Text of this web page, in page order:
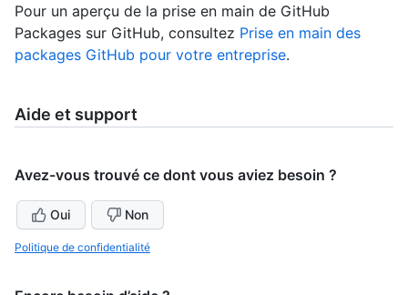
Pour un aperçu de la prise en main de GitHub
Packages sur GitHub, consultez Prise en main des
packages GitHub pour votre entreprise.
Aide et support
Avez-vous trouvé ce dont vous aviez besoin ?
Oui Non
Politique de confidentialité